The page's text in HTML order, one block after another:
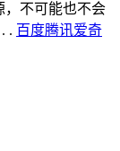
，不可能也不会
. 百度腾讯爱奇